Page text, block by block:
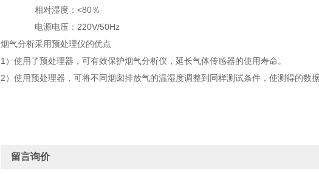
相对湿度：<80％
电源电压：220V/50Hz
烟气分析采用预处理仪的优点
1）使用了预处理器，可有效保护烟气分析仪，延长气体传感器的使用寿命。
2）使用预处理器，可将不同烟囱排放气的温湿度调整到同样测试条件，使测得的数据
留言询价